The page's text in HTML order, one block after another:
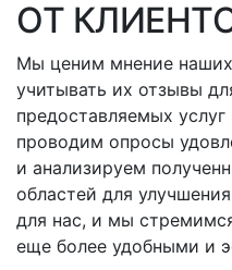
ОТ
Мы ценим мнение наших
учитывать их отзывы
предоставляемых услуг
проводим опросы
и анализируем
областей для
для нас, и мы
еще более удобными и